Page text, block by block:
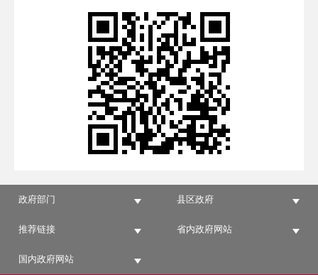
政府部门 县区政府
推荐链接 省内政府网站
国内政府网站